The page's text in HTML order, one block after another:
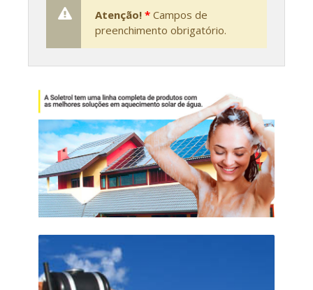
Atenção! * Campos de
preenchimento obrigatório.